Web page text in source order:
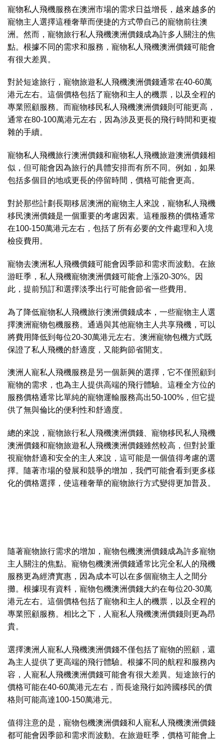
寵物私人飛機服務在澳洲市場的需求日益增長，越來越多的
寵物主人選擇這種奢華而便捷的方式帶自己的寵物前往澳
洲。然而，寵物旅行私人飛機澳洲價錢成為許多人關注的焦
點。根據不同的需求和服務，寵物私人飛機澳洲價錢可能會
有很大差異。
對於短途旅行，寵物旅遊私人飛機澳洲價錢通常在40-60萬
港元左右。這個價格包括了寵物和主人的機票，以及全程的
專業照顧服務。而寵物移民私人飛機澳洲價錢則可能更高，
通常在80-100萬港元左右，因為涉及更長的飛行時間和更複
雜的手續。
寵物私人飛機旅行澳洲價錢和寵物私人飛機旅遊澳洲價錢相
似，但可能會因為旅行的具體安排而有所不同。例如，如果
包括多個目的地或更長的停留時間，價格可能會更高。
對於那些計劃長期移居澳洲的寵物主人來說，寵物私人飛機
移民澳洲價錢是一個重要的考慮因素。這種服務的價格通常
在100-150萬港元左右，包括了所有必要的文件處理和入境
檢疫費用。
寵物去澳洲私人飛機價錢可能會因季節和需求而波動。在旅
游旺季，私人飛機寵物澳洲價錢可能會上漲20-30%。因
此，提前預訂和選擇淡季出行可能會節省一些費用。
為了降低寵物私人飛機旅行澳洲價錢成本，一些寵物主人選
擇澳洲寵物包機服務。通過與其他寵物主人共享飛機，可以
將費用降低到每位20-30萬港元左右。澳洲寵物包機方式既
保證了私人飛機的舒適度，又能夠節省開支。
澳洲人寵私人飛機服務是另一個新興的選擇，它不僅照顧到
寵物的需求，也為主人提供高端的飛行體驗。這種全方位的
服務價格通常比單純的寵物運輸服務高出50-100%，但它提
供了無與倫比的便利性和舒適度。
總的來說，寵物旅行私人飛機澳洲價錢、寵物移民私人飛機
澳洲價錢和寵物旅遊私人飛機澳洲價錢雖然較高，但對於重
視寵物舒適和安全的主人來說，這可能是一個值得考慮的選
擇。隨著市場的發展和競爭的增加，我們可能會看到更多樣
化的價格選擇，使這種奢華的寵物旅行方式變得更加普及。
隨著寵物旅行需求的增加，寵物包機澳洲價錢成為許多寵物
主人關注的焦點。寵物包機澳洲價錢通常比完全私人的飛機
服務更為經濟實惠，因為成本可以在多個寵物主人之間分
攤。根據現有資料，寵物包機澳洲價錢大約在每位20-30萬
港元左右。這個價格包括了寵物和主人的機票，以及全程的
專業照顧服務。相比之下，人寵私人飛機澳洲價錢則更為昂
貴。
選擇澳洲人寵私人飛機澳洲價錢不僅包括了寵物的照顧，還
為主人提供了更高端的飛行體驗。根據不同的航程和服務內
容，人寵私人飛機澳洲價錢可能會有很大差異。短途旅行的
價格可能在40-60萬港元左右，而長途飛行如跨國移民的價
格則可能高達100-150萬港元。
值得注意的是，寵物包機澳洲價錢和人寵私人飛機澳洲價錢
都可能會因季節和需求而波動。在旅遊旺季，價格可能會上